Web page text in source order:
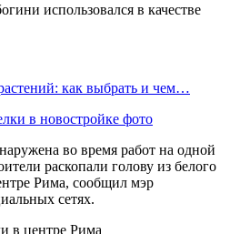
использовался в качестве
как выбрать и чем…
в новостройке фото
во время работ на одной
раскопали голову из белого
Рима, сообщил мэр
сетях.